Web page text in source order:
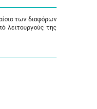
των διαφόρων
λειτουργούς της